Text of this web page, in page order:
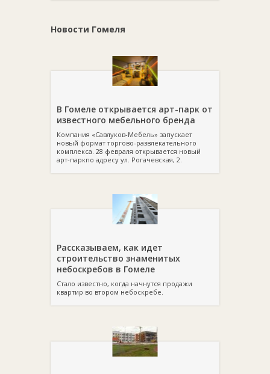
Новости Гомеля
В Гомеле открывается арт-парк от
известного мебельного бренда
Компания «Савлуков-Мебель» запускает
новый формат торгово-развлекательного
комплекса. 28 февраля открывается новый
арт-паркпо адресу ул. Рогачевская, 2.
Рассказываем, как идет
строительство знаменитых
небоскребов в Гомеле
Стало известно, когда начнутся продажи
квартир во втором небоскребе.